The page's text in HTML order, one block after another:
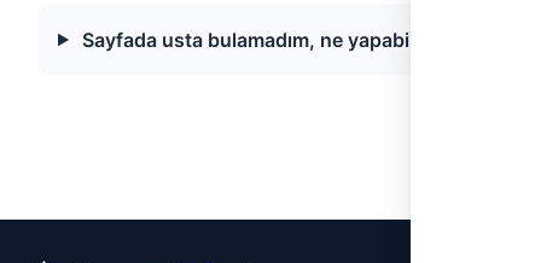
Sayfada usta bulamadım, ne yapabilirim?